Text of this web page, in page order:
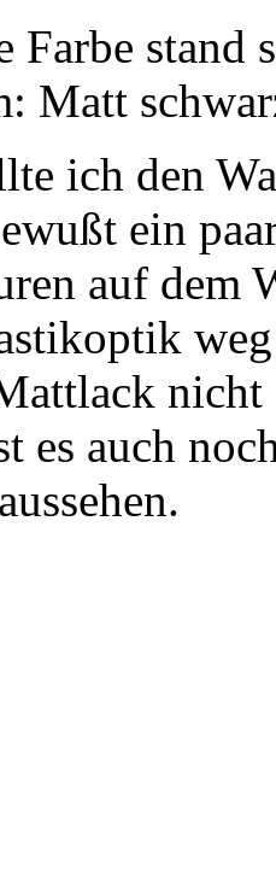
Farbe stand
Matt
ich den
ein
auf dem
nicht
es auch